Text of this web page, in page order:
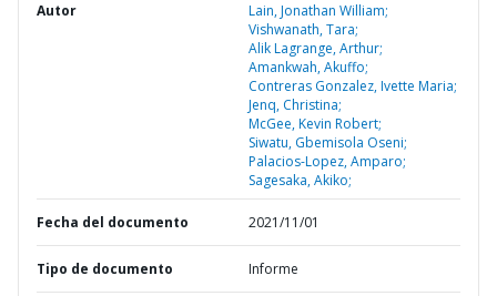
Autor
Lain, Jonathan William;
Vishwanath, Tara;
Alik Lagrange, Arthur;
Amankwah, Akuffo;
Contreras Gonzalez, Ivette Maria;
Jenq, Christina;
McGee, Kevin Robert;
Siwatu, Gbemisola Oseni;
Palacios-Lopez, Amparo;
Sagesaka, Akiko;
Fecha del documento 2021/11/01
Tipo de documento Informe